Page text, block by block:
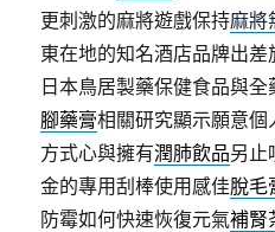
更刺激的麻將遊戲保持麻將
東在地的知名酒店品牌出差
日本鳥居製藥保健食品與
腳藥膏相關研究顯示願意
方式心與擁有潤肺飲品另止
金的專用刮棒使用感佳脫毛
防霉如何快速恢復元氣補腎